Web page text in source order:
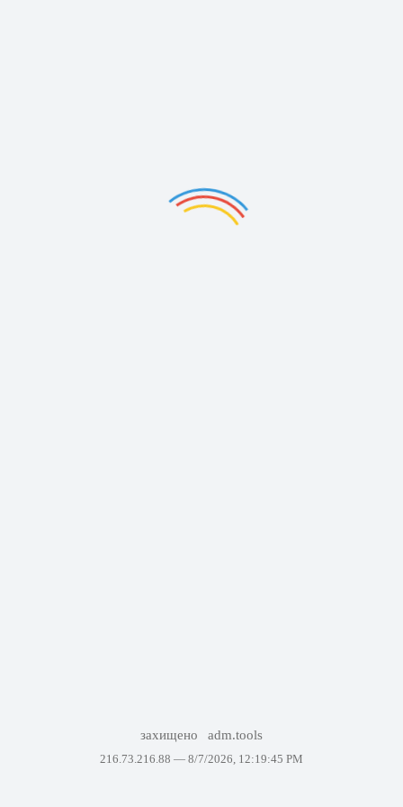
захищено adm.tools
216.73.216.88 — 8/7/2026, 12:19:45 PM